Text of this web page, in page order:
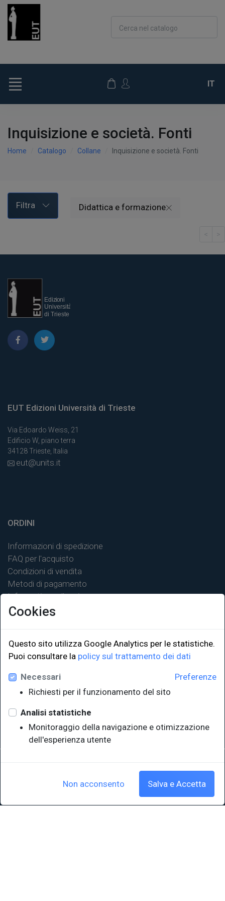
Cerca nel catalogo
IT
Inquisizione e società. Fonti
Home Catalogo Collane Inquisizione e società. Fonti
Filtra Didattica e formazione
< >
EUT Edizioni Università di Trieste
Via Edoardo Weiss, 21
Edificio W, piano terra
34128 Trieste, Italia
eut@units.it
ORDINI
Informazioni di spedizione
FAQ per l'acquisto
Condizioni di vendita
Metodi di pagamento
Informativa sulla privacy
LINK ISTITUZIONALI
Università degli Studi di Trieste
Sistema Bibliotecario di Ateneo
EUT in cifre
P.IVA 00211830328 - C.F. 80013890324 - P.E.C.: ateneo@pec.units.it
Cookies
Questo sito utilizza Google Analytics per le statistiche.
Puoi consultare la policy sul trattamento dei dati
Preferenze
Necessari
Richiesti per il funzionamento del sito
Analisi statistiche
Monitoraggio della navigazione e otimizzazione
dell'esperienza utente
Non acconsento Salva e Accetta